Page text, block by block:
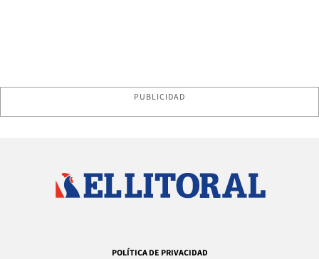
PUBLICIDAD
POLÍTICA DE PRIVACIDAD